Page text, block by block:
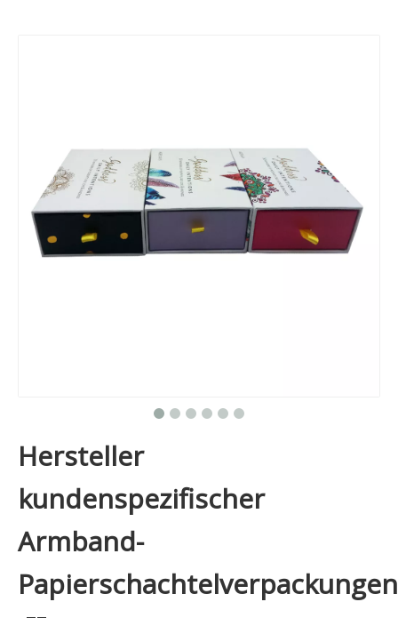
Hersteller
kundenspezifischer
Armband-
Papierschachtelverpackungen